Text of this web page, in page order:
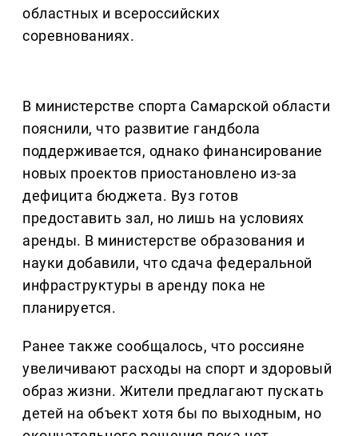
областных и всероссийских
соревнованиях.
В министерстве спорта Самарской области
пояснили, что развитие гандбола
поддерживается, однако финансирование
новых проектов приостановлено из-за
дефицита бюджета. Вуз готов
предоставить зал, но лишь на условиях
аренды. В министерстве образования и
науки добавили, что сдача федеральной
инфраструктуры в аренду пока не
планируется.
Ранее также сообщалось, что россияне
увеличивают расходы на спорт и здоровый
образ жизни. Жители предлагают пускать
детей на объект хотя бы по выходным, но